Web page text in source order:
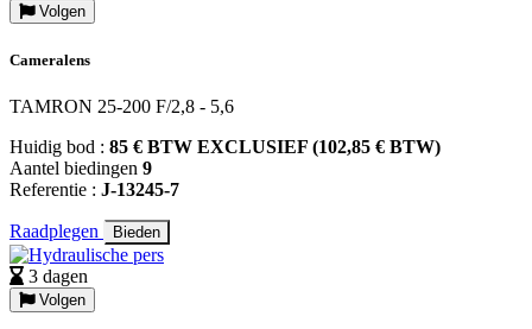
Volgen
Cameralens
TAMRON 25-200 F/2,8 - 5,6
Huidig bod : 85 € BTW EXCLUSIEF (102,85 € BTW)
Aantel biedingen 9
Referentie : J-13245-7
Raadplegen Bieden
3 dagen
Volgen